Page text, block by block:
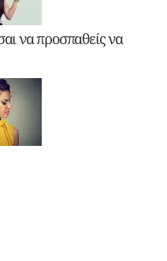
να προσπαθείς να